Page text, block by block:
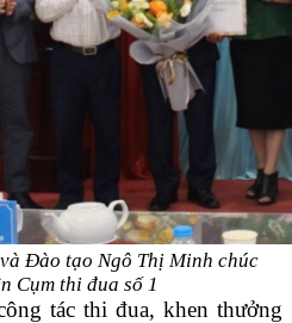
Đào tạo Ngô Thị Minh chúc
Cụm thi đua số 1
tác thi đua, khen thưởng